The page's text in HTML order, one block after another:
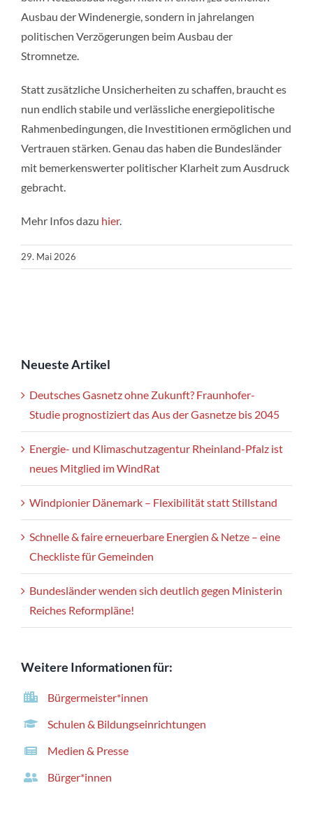
Ausbau der Windenergie, sondern in jahrelangen
politischen Verzögerungen beim Ausbau der
Stromnetze.
Statt zusätzliche Unsicherheiten zu schaffen, braucht es
nun endlich stabile und verlässliche energiepolitische
Rahmenbedingungen, die Investitionen ermöglichen und
Vertrauen stärken. Genau das haben die Bundesländer
mit bemerkenswerter politischer Klarheit zum Ausdruck
gebracht.
Mehr Infos dazu hier.
29. Mai 2026
Neueste Artikel
Deutsches Gasnetz ohne Zukunft? Fraunhofer-
Studie prognostiziert das Aus der Gasnetze bis 2045
Energie- und Klimaschutzagentur Rheinland-Pfalz ist
neues Mitglied im WindRat
Windpionier Dänemark – Flexibilität statt Stillstand
Schnelle & faire erneuerbare Energien & Netze – eine
Checkliste für Gemeinden
Bundesländer wenden sich deutlich gegen Ministerin
Reiches Reformpläne!
Weitere Informationen für:
Bürgermeister*innen
Schulen & Bildungseinrichtungen
Medien & Presse
Bürger*innen